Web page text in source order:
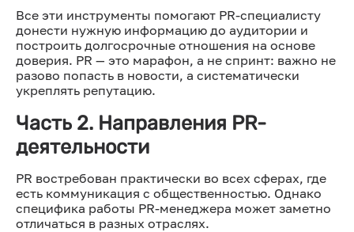
Все эти инструменты помогают PR-специалисту
донести нужную информацию до аудитории и
построить долгосрочные отношения на основе
доверия. PR — это марафон, а не спринт: важно не
разово попасть в новости, а систематически
укреплять репутацию.
Часть 2. Направления PR-
деятельности
PR востребован практически во всех сферах, где
есть коммуникация с общественностью. Однако
специфика работы PR-менеджера может заметно
отличаться в разных отраслях.